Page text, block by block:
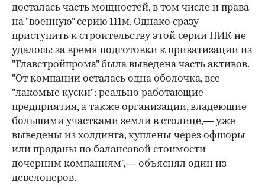
досталась часть мощностей, в том числе и права
на "военную" серию 111м. Однако сразу
приступить к строительству этой серии ПИК не
удалось: за время подготовки к приватизации из
"Главстройпрома" была выведена часть активов.
"От компании осталась одна оболочка, все
"лакомые куски": реально работающие
предприятия, а также организации, владеющие
большими участками земли в столице,— уже
выведены из холдинга, куплены через офшоры
или проданы по балансовой стоимости
дочерним компаниям",— объяснял один из
девелоперов.